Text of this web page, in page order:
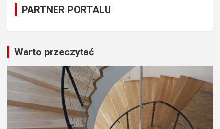
PARTNER PORTALU
Warto przeczytać